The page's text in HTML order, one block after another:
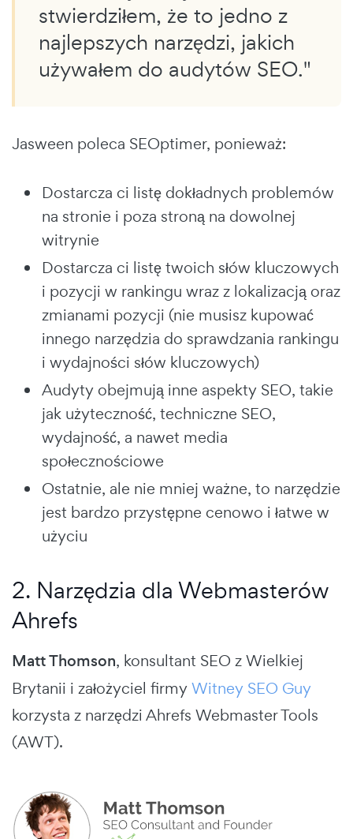
stwierdziłem, że to jedno z
najlepszych narzędzi, jakich
używałem do audytów SEO."
Jasween poleca SEOptimer, ponieważ:
Dostarcza ci listę dokładnych problemów
na stronie i poza stroną na dowolnej
witrynie
Dostarcza ci listę twoich słów kluczowych
i pozycji w rankingu wraz z lokalizacją oraz
zmianami pozycji (nie musisz kupować
innego narzędzia do sprawdzania rankingu
i wydajności słów kluczowych)
Audyty obejmują inne aspekty SEO, takie
jak użyteczność, techniczne SEO,
wydajność, a nawet media
społecznościowe
Ostatnie, ale nie mniej ważne, to narzędzie
jest bardzo przystępne cenowo i łatwe w
użyciu
2. Narzędzia dla Webmasterów
Ahrefs
Matt Thomson, konsultant SEO z Wielkiej
Brytanii i założyciel firmyWitney SEO Guy
korzysta z narzędzi Ahrefs Webmaster Tools
(AWT).